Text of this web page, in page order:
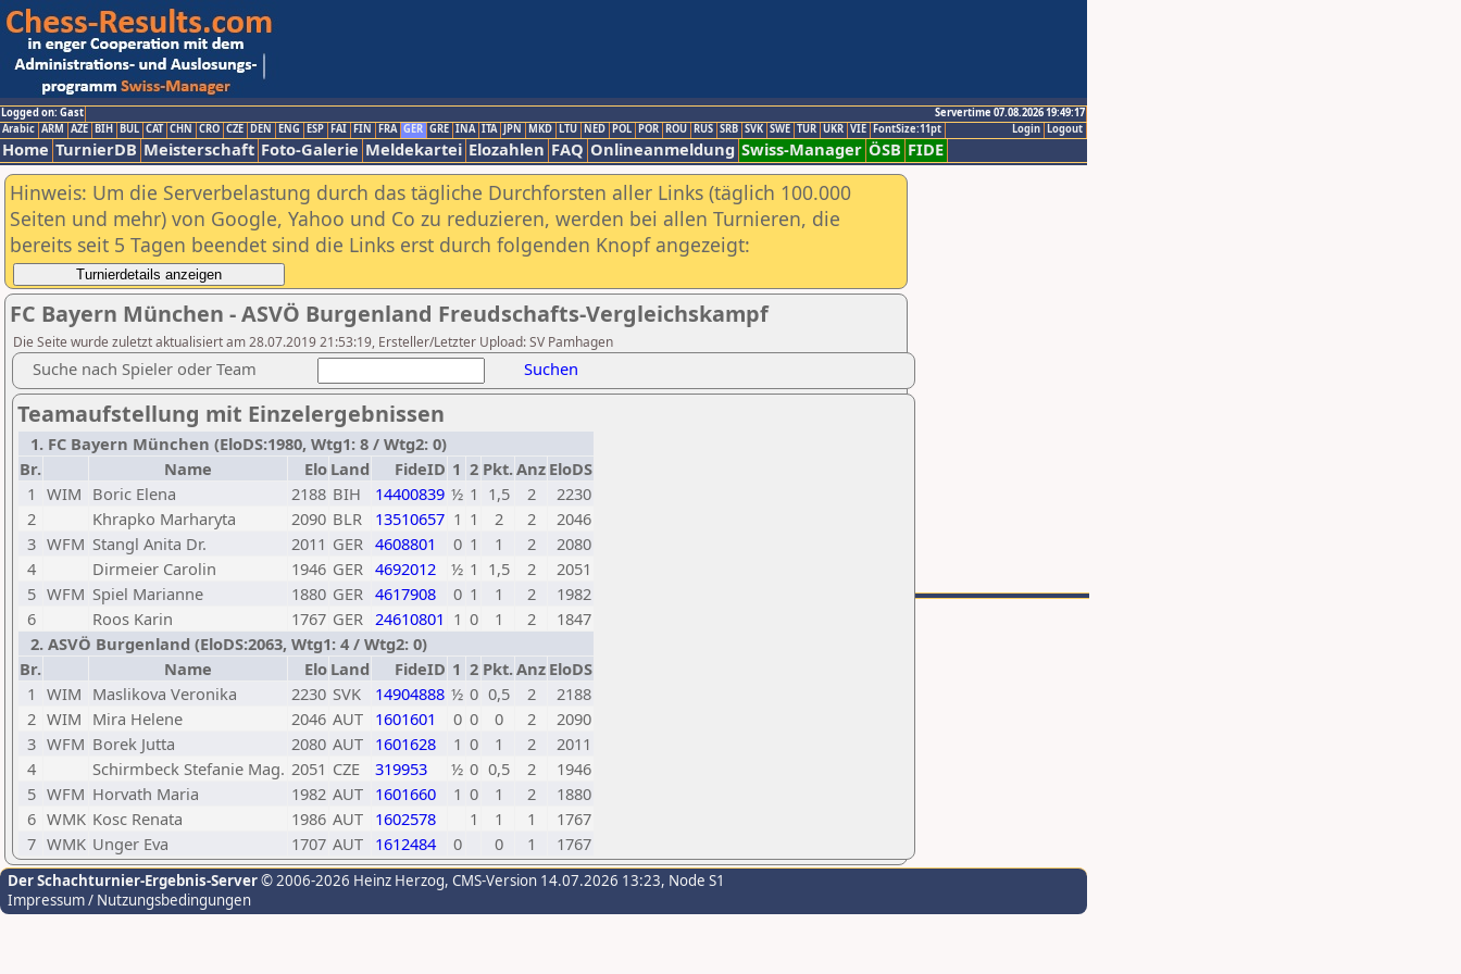
Logged on: Gast
Servertime 07.08.2026 19:49:17
Logout
Login
Arabic ARM AZE BIH BUL CAT CHN CRO CZE DEN ENG ESP FAI FIN FRA GER GRE INA ITA JPN MKD LTU NED POL POR ROU RUS SRB SVK SWE TUR UKR VIE FontSize:11pt
Home TurnierDB Meisterschaft Foto-Galerie Meldekartei Elozahlen FAQ Onlineanmeldung Swiss-Manager ÖSB FIDE
Hinweis: Um die Serverbelastung durch das tägliche Durchforsten aller Links (täglich 100.000
Seiten und mehr) von Google, Yahoo und Co zu reduzieren, werden bei allen Turnieren, die
bereits seit 5 Tagen beendet sind die Links erst durch folgenden Knopf angezeigt:
FC Bayern München - ASVÖ Burgenland Freudschafts-Vergleichskampf
Die Seite wurde zuletzt aktualisiert am 28.07.2019 21:53:19, Ersteller/Letzter Upload: SV Pamhagen
Suche nach Spieler oder Team Suchen
Teamaufstellung mit Einzelergebnissen
1. FC Bayern München (EloDS:1980, Wtg1: 8 / Wtg2: 0)
Br.
Name Elo Land FideID 1 2 Pkt.Anz EloDS
1 WIM Boric Elena 2188 BIH 14400839 ½ 1 1,5 2
2230
2
Khrapko Marharyta 2090 BLR 13510657 1 1 2 2
2046
3 WFM Stangl Anita Dr. 2011 GER 4608801 0 1 1 2
2080
4
Dirmeier Carolin 1946 GER 4692012 ½ 1 1,5 2
2051
5 WFM Spiel Marianne 1880 GER 4617908 0 1 1 2
1982
6
Roos Karin 1767 GER 24610801 1 0 1 2
1847
2. ASVÖ Burgenland (EloDS:2063, Wtg1: 4 / Wtg2: 0)
Br.
Name Elo Land FideID 1 2 Pkt.Anz EloDS
1 WIM Maslikova Veronika 2230 SVK 14904888 ½ 0 0,5 2
2188
2 WIM Mira Helene 2046 AUT 1601601 0 0 0 2
2090
3 WFM Borek Jutta 2080 AUT 1601628 1 0 1 2
2011
4
Schirmbeck Stefanie Mag. 2051 CZE 319953 ½ 0 0,5 2
1946
5 WFM Horvath Maria 1982 AUT 1601660 1 0 1 2
1880
6 WMK Kosc Renata 1986 AUT 1602578 1 1 1
1767
7 WMK Unger Eva 1707 AUT 1612484 0 0 1 1767
Der Schachturnier-Ergebnis-Server© 2006-2026 Heinz Herzog, CMS-Version 14.07.2026 13:23, Node S1
Impressum / Nutzungsbedingungen